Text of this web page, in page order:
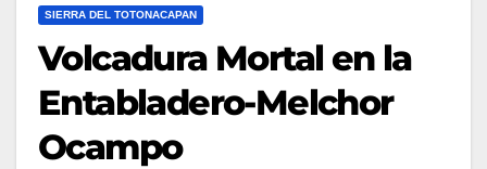
SIERRA DEL TOTONACAPAN
Volcadura Mortal en la
Entabladero-Melchor
Ocampo